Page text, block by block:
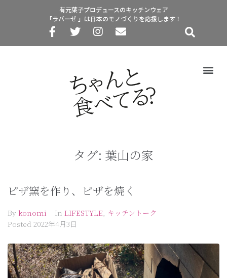
有元葉子プロデュースのキッチンウェア
「ラバーゼ 」は日本のモノづくりを応援します！
タグ: 葉山の家
ピザ窯を作り、ピザを焼く
By konomi In LIFESTYLE, キッチントーク
Posted 2022年4月3日